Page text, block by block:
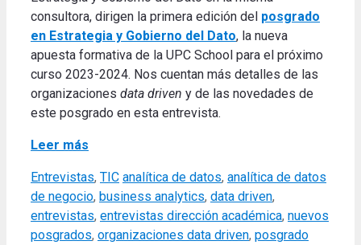
consultora, dirigen la primera edición del posgrado
en Estrategia y Gobierno del Dato, la nueva
apuesta formativa de la UPC School para el próximo
curso 2023-2024. Nos cuentan más detalles de las
organizaciones data driven y de las novedades de
este posgrado en esta entrevista.
Leer más
Categories
Entrevistas, TIC Tags
analítica de datos, analítica de datos
de negocio, business analytics, data driven,
entrevistas, entrevistas dirección académica, nuevos
posgrados, organizaciones data driven, posgrado